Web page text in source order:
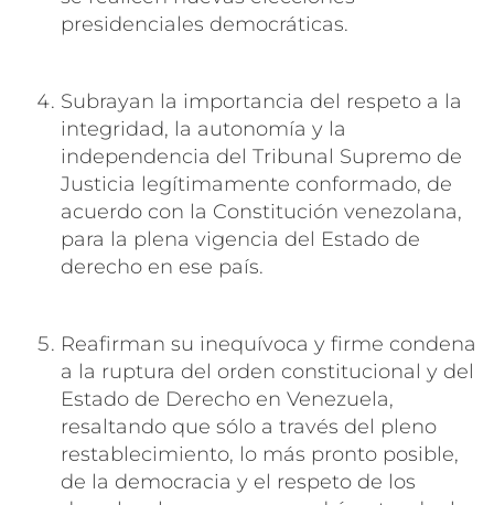
presidenciales democráticas.
Subrayan la importancia del respeto a la
integridad, la autonomía y la
independencia del Tribunal Supremo de
Justicia legítimamente conformado, de
acuerdo con la Constitución venezolana,
para la plena vigencia del Estado de
derecho en ese país.
Reafirman su inequívoca y firme condena
a la ruptura del orden constitucional y del
Estado de Derecho en Venezuela,
resaltando que sólo a través del pleno
restablecimiento, lo más pronto posible,
de la democracia y el respeto de los